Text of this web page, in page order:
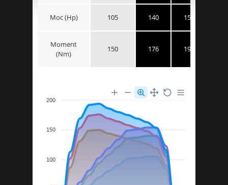
Moc (Hp) 105 140 154
Moment
(Nm)
150 176 194
200
150
100